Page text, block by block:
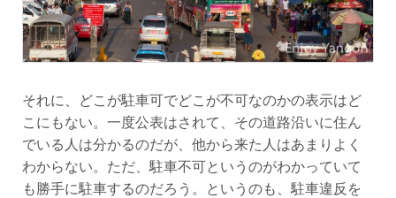
それに、どこが駐車可でどこが不可なのかの表示はど
こにもない。一度公表はされて、その道路沿いに住ん
でいる人は分かるのだが、他から来た人はあまりよく
わからない。ただ、駐車不可というのがわかっていて
も勝手に駐車するのだろう。というのも、駐車違反を